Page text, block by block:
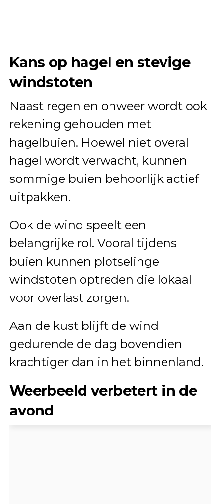
Kans op hagel en stevige
windstoten
Naast regen en onweer wordt ook
rekening gehouden met
hagelbuien. Hoewel niet overal
hagel wordt verwacht, kunnen
sommige buien behoorlijk actief
uitpakken.
Ook de wind speelt een
belangrijke rol. Vooral tijdens
buien kunnen plotselinge
windstoten optreden die lokaal
voor overlast zorgen.
Aan de kust blijft de wind
gedurende de dag bovendien
krachtiger dan in het binnenland.
Weerbeeld verbetert in de
avond